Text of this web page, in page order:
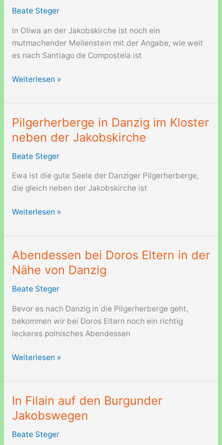
Beate Steger
In Oliwa an der Jakobskirche ist noch ein
mutmachender Meilenstein mit der Angabe, wie weit
es nach Santiago de Compostela ist
Jakobskirche
Oliwa
mit
km-
Angabe
nach
Weiterlesen »
Pilgerherberge in Danzig im Kloster
neben der Jakobskirche
Beate Steger
Ewa ist die gute Seele der Danziger Pilgerherberge,
die gleich neben der Jakobskirche ist
Pilgerherberge
Danzig
im
Kloster
neben
der
Weiterlesen »
Abendessen bei Doros Eltern in der
Nähe von Danzig
Beate Steger
Bevor es nach Danzig in die Pilgerherberge geht,
bekommen wir bei Doros Eltern noch ein richtig
leckeres polnisches Abendessen
Abendessen
Doros
Eltern
in
der
Nähe
Weiterlesen »
In Filain auf den Burgunder
Jakobswegen
Beate Steger